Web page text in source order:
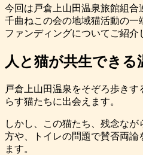
今回は戸倉上山田温泉旅館組合
千曲ねこの会の地域猫活動の一
ファンディングについてご紹介
人と猫が共生できる
戸倉上山田温泉をそぞろ歩き
らす猫たちに出会えます。
しかし、この猫たち、残念なが
方や、トイレの問題で賛否両
ます。